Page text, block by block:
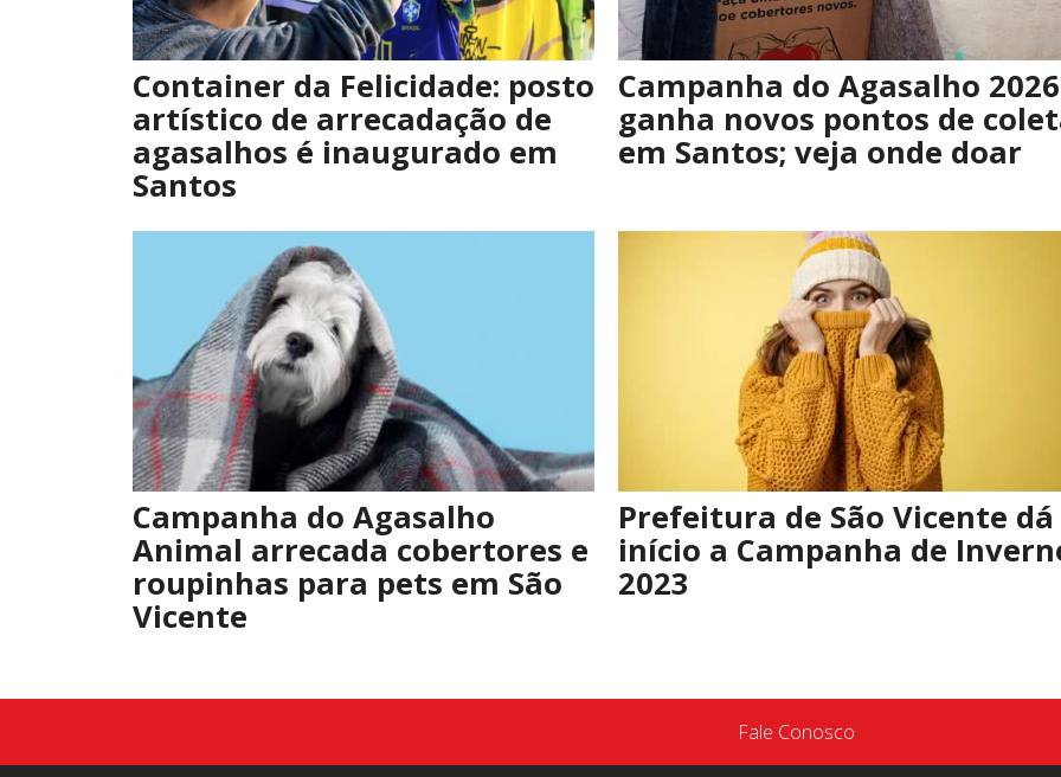
Container da Felicidade: posto
artístico de arrecadação de
agasalhos é inaugurado em
Santos
Campanha do Agasalho 2026
ganha novos pontos de
em Santos; veja onde doar
Campanha do Agasalho
Animal arrecada cobertores e
roupinhas para pets em São
Vicente
Prefeitura de São Vicente dá
início a Campanha de
2023
Fale Conosco